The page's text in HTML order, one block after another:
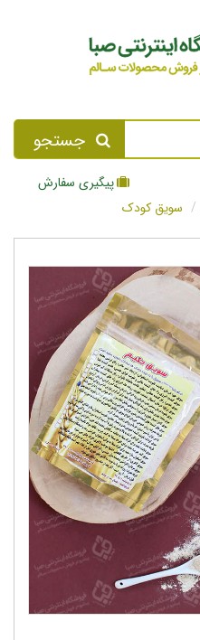
جستجو
پیگیری سفارش
سویق کودک